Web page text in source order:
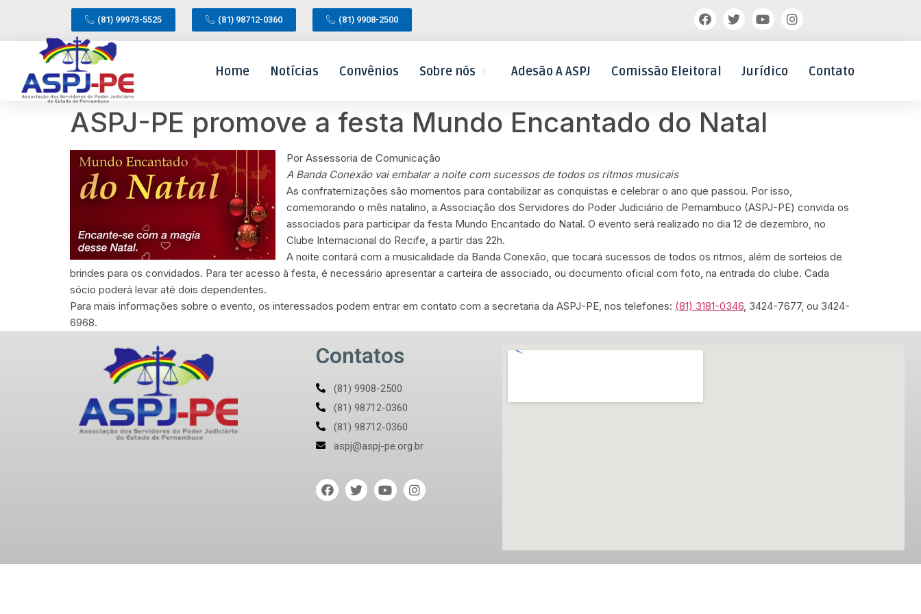
(81) 99973-5525 (81) 98712-0360 (81) 9908-2500
Home Notícias Convênios Sobre nós Adesão A ASPJ Comissão Eleitoral Jurídico Contato
ASPJ-PE promove a festa Mundo Encantado do Natal
Por Assessoria de Comunicação
A Banda Conexão vai embalar a noite com sucessos de todos os ritmos musicais
As confraternizações são momentos para contabilizar as conquistas e celebrar o ano que passou. Por isso,
comemorando o mês natalino, a Associação dos Servidores do Poder Judiciário de Pernambuco (ASPJ-PE) convida os
associados para participar da festa Mundo Encantado do Natal. O evento será realizado no dia 12 de dezembro, no
Clube Internacional do Recife, a partir das 22h.
A noite contará com a musicalidade da Banda Conexão, que tocará sucessos de todos os ritmos, além de sorteios de
brindes para os convidados. Para ter acesso à festa, é necessário apresentar a carteira de associado, ou documento oficial com foto, na entrada do clube. Cada
sócio poderá levar até dois dependentes.
Para mais informações sobre o evento, os interessados podem entrar em contato com a secretaria da ASPJ-PE, nos telefones: (81) 3181-0346, 3424-7677, ou 3424-
6968.
Contatos
(81) 9908-2500
(81) 98712-0360
(81) 98712-0360
aspj@aspj-pe.org.br